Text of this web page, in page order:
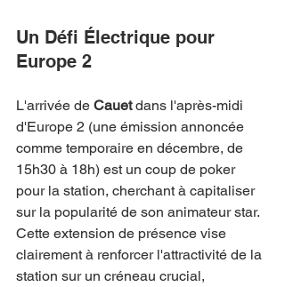
Un Défi Électrique pour
Europe 2
L'arrivée de Cauet dans l'après-midi
d'Europe 2 (une émission annoncée
comme temporaire en décembre, de
15h30 à 18h) est un coup de poker
pour la station, cherchant à capitaliser
sur la popularité de son animateur star.
Cette extension de présence vise
clairement à renforcer l'attractivité de la
station sur un créneau crucial,